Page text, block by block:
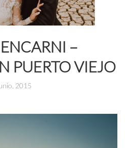
–
PUERTO VIEJO
2015